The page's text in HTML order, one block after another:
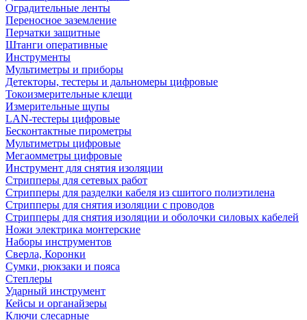
Оградительные ленты
Переносное заземление
Перчатки защитные
Штанги оперативные
Инструменты
Мультиметры и приборы
Детекторы, тестеры и дальномеры цифровые
Токоизмерительные клещи
Измерительные щупы
LAN-тестеры цифровые
Бесконтактные пирометры
Мультиметры цифровые
Мегаомметры цифровые
Инструмент для снятия изоляции
Стрипперы для сетевых работ
Стрипперы для разделки кабеля из сшитого полиэтилена
Cтрипперы для снятия изоляции с проводов
Стрипперы для снятия изоляции и оболочки силовых кабелей
Ножи электрика монтерские
Наборы инструментов
Сверла, Коронки
Сумки, рюкзаки и пояса
Степлеры
Ударный инструмент
Кейсы и органайзеры
Ключи слесарные